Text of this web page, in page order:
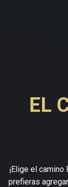
EL
¡Elige el
prefieras